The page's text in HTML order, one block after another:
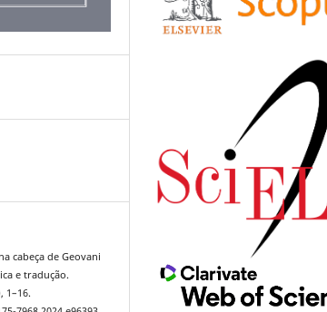
cabeça de Geovani
e tradução.
1–16.